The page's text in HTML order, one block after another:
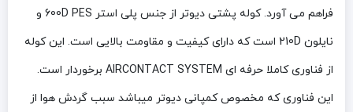
فراهم می آورد. کوله پشتی دیوتر از جنس پلی استر 600D PES و
نایلون 210D است که دارای کیفیت و مقاومت بالایی است. این کوله
از فناوری کاملا حرفه ای AIRCONTACT SYSTEM برخوردار است.
این فناوری که مخصوص کمپانی دیوتر میباشد سبب گردش هوا از